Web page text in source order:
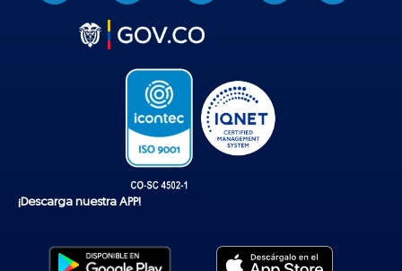
k
¡Descarga nuestra APP!